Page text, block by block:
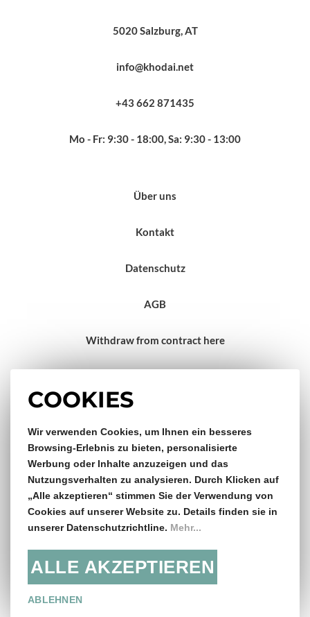
COOKIES
Wir verwenden Cookies, um Ihnen ein besseres
Browsing-Erlebnis zu bieten, personalisierte
Werbung oder Inhalte anzuzeigen und das
Nutzungsverhalten zu analysieren. Durch Klicken auf
„Alle akzeptieren“ stimmen Sie der Verwendung von
Cookies auf unserer Website zu. Details finden sie in
unserer Datenschutzrichtline. Mehr...
ALLE AKZEPTIEREN
ABLEHNEN
5020 Salzburg, AT
info@khodai.net
+43 662 871435
Mo - Fr: 9:30 - 18:00, Sa: 9:30 - 13:00
Über uns
Kontakt
Datenschutz
AGB
Withdraw from contract here
Gratis Versand & Rückversand
ab €150,- Bestellwert
14 Tage Rückgaberecht